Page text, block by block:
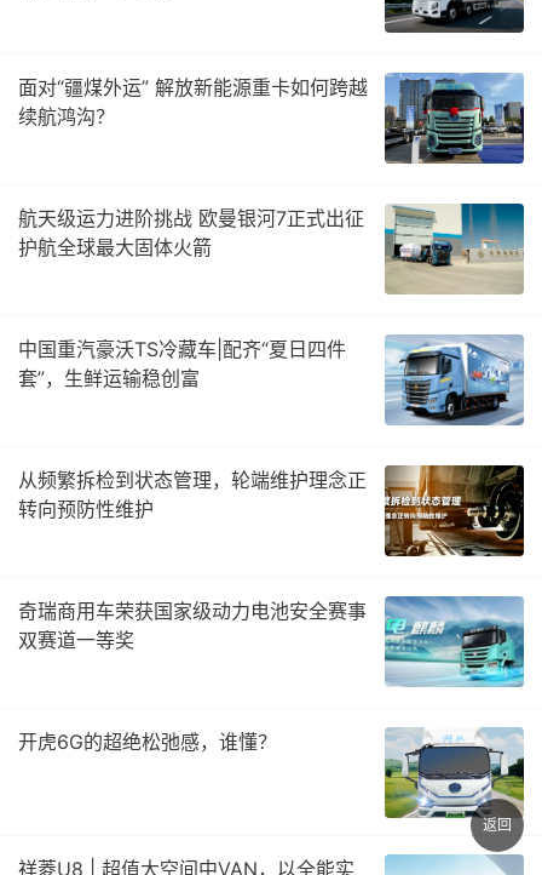
面对“疆煤外运” 解放新能源重卡如何跨越
续航鸿沟？
航天级运力进阶挑战 欧曼银河7正式出征
护航全球最大固体火箭
中国重汽豪沃TS冷藏车|配齐“夏日四件
套”，生鲜运输稳创富
从频繁拆检到状态管理，轮端维护理念正
转向预防性维护
奇瑞商用车荣获国家级动力电池安全赛事
双赛道一等奖
开虎6G的超绝松弛感，谁懂？
祥菱U8 | 超值大空间中VAN，以全能实
返回